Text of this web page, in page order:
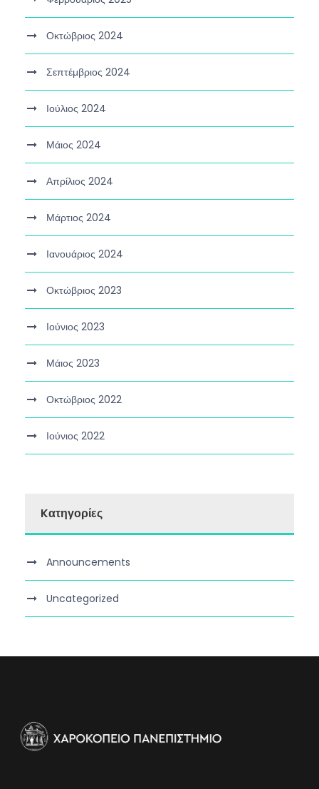
Οκτώβριος 2024
Σεπτέμβριος 2024
Ιούλιος 2024
Μάιος 2024
Απρίλιος 2024
Μάρτιος 2024
Ιανουάριος 2024
Οκτώβριος 2023
Ιούνιος 2023
Μάιος 2023
Οκτώβριος 2022
Ιούνιος 2022
Kατηγορίες
Announcements
Uncategorized